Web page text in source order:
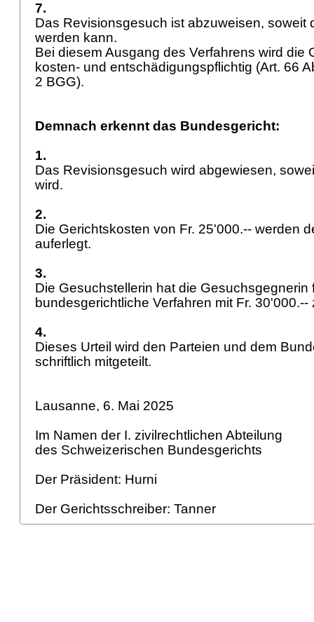
7.
Das Revisionsgesuch ist abzuweisen, soweit
werden kann.
Bei diesem Ausgang des Verfahrens wird die
kosten- und entschädigungspflichtig (Art. 66
2 BGG).
Demnach erkennt das Bundesgericht:
1.
Das Revisionsgesuch wird abgewiesen,
wird.
2.
Die Gerichtskosten von Fr. 25'000.-- werden
auferlegt.
3.
Die Gesuchstellerin hat die Gesuchsgegnerin
bundesgerichtliche Verfahren mit Fr.
4.
Dieses Urteil wird den Parteien und dem
schriftlich mitgeteilt.
Lausanne, 6. Mai 2025
Im Namen der I. zivilrechtlichen Abteilung
des Schweizerischen Bundesgerichts
Der Präsident: Hurni
Der Gerichtsschreiber: Tanner